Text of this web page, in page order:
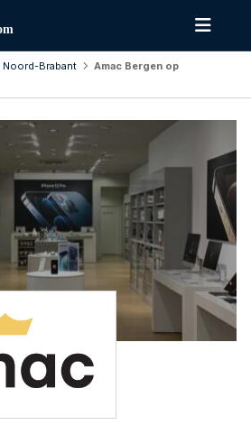
Noord-Brabant
Amac Bergen op